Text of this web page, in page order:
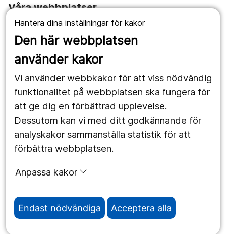
Hantera dina inställningar för kakor
Den här webbplatsen
använder kakor
Vi använder webbkakor för att viss nödvändig
funktionalitet på webbplatsen ska fungera för
att ge dig en förbättrad upplevelse.
Dessutom kan vi med ditt godkännande för
analyskakor sammanställa statistik för att
förbättra webbplatsen.
Anpassa kakor
Endast nödvändiga Acceptera alla
Våra webbplatser
1177.se
Länstrafiken
Utveckling
Följ oss
Facebook